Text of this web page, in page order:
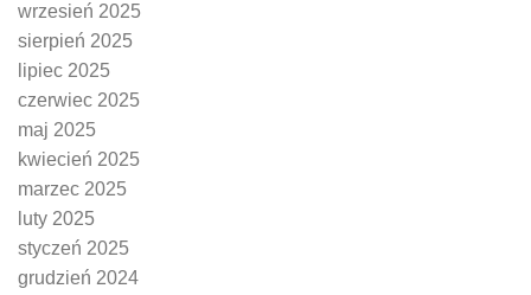
wrzesień 2025
sierpień 2025
lipiec 2025
czerwiec 2025
maj 2025
kwiecień 2025
marzec 2025
luty 2025
styczeń 2025
grudzień 2024